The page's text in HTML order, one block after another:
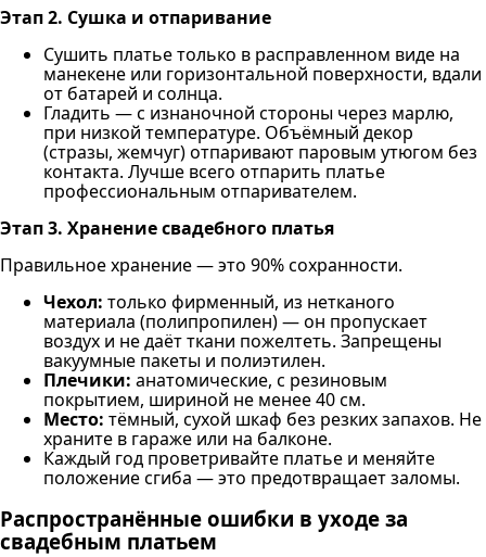
Этап 2. Сушка и отпаривание
Сушить платье только в расправленном виде на
манекене или горизонтальной поверхности, вдали
от батарей и солнца.
Гладить — с изнаночной стороны через марлю,
при низкой температуре. Объёмный декор
(стразы, жемчуг) отпаривают паровым утюгом без
контакта. Лучше всего отпарить платье
профессиональным отпаривателем.
Этап 3. Хранение свадебного платья
Правильное хранение — это 90% сохранности.
Чехол: только фирменный, из нетканого
материала (полипропилен) — он пропускает
воздух и не даёт ткани пожелтеть. Запрещены
вакуумные пакеты и полиэтилен.
Плечики: анатомические, с резиновым
покрытием, шириной не менее 40 см.
Место: тёмный, сухой шкаф без резких запахов. Не
храните в гараже или на балконе.
Каждый год проветривайте платье и меняйте
положение сгиба — это предотвращает заломы.
Распространённые ошибки в уходе за
свадебным платьем